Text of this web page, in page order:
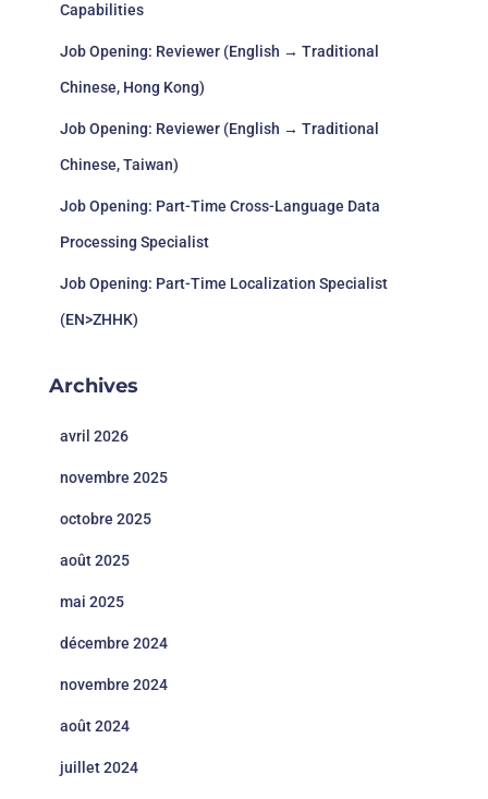
Capabilities
Job Opening: Reviewer (English → Traditional
Chinese, Hong Kong)
Job Opening: Reviewer (English → Traditional
Chinese, Taiwan)
Job Opening: Part-Time Cross-Language Data
Processing Specialist
Job Opening: Part-Time Localization Specialist
(EN>ZHHK)
Archives
avril 2026
novembre 2025
octobre 2025
août 2025
mai 2025
décembre 2024
novembre 2024
août 2024
juillet 2024